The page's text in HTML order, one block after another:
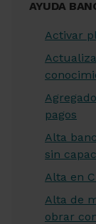
AYUDA
Activar
pagos
Alta
sin
Alta en
Alta de
obrar